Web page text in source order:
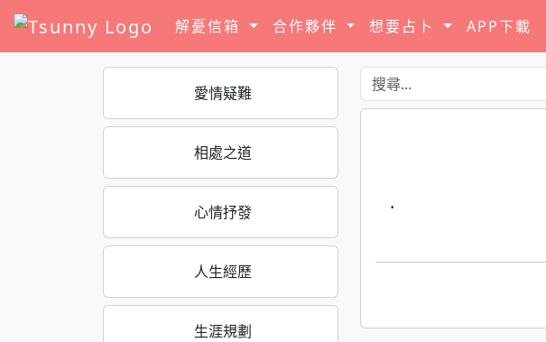
解憂信箱 合作夥伴 想要占卜 APP下載
愛情疑難
相處之道
心情抒發
人生經歷
生涯規劃
·